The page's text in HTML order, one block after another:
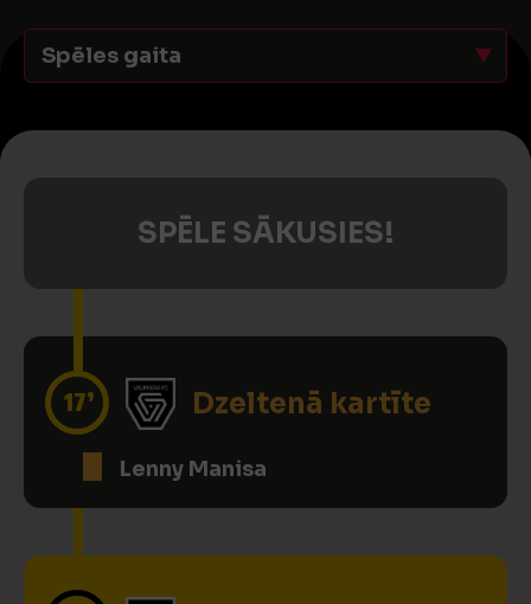
Spēles gaita
SPĒLE SĀKUSIES!
17’ Dzeltenā kartīte
Lenny Manisa